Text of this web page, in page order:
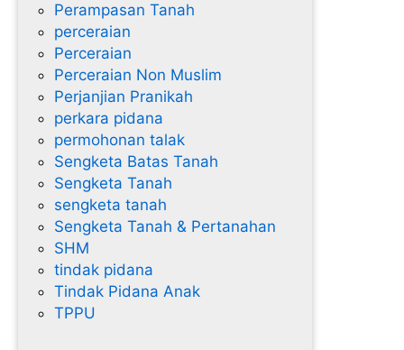
Perampasan Tanah
perceraian
Perceraian
Perceraian Non Muslim
Perjanjian Pranikah
perkara pidana
permohonan talak
Sengketa Batas Tanah
Sengketa Tanah
sengketa tanah
Sengketa Tanah & Pertanahan
SHM
tindak pidana
Tindak Pidana Anak
TPPU